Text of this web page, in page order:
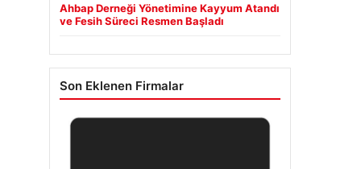
Ahbap Derneği Yönetimine Kayyum Atandı
ve Fesih Süreci Resmen Başladı
Son Eklenen Firmalar